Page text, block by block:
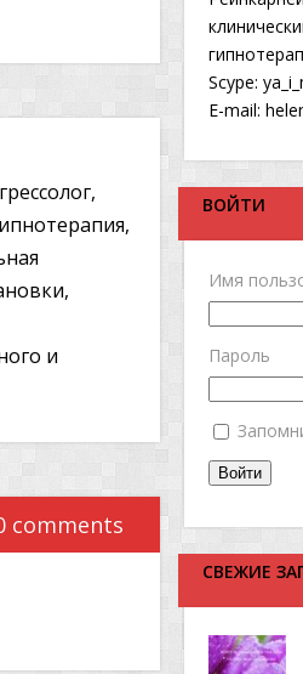
и
comments
Scype:
E-mail:
ВОЙТИ
Имя
Пароль
Войти
СВЕЖИЕ